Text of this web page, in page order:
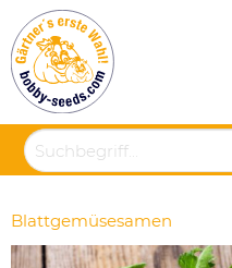
Blattgemüsesamen